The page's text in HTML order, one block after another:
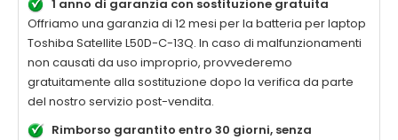
1 anno di garanzia con sostituzione gratuita
Offriamo una garanzia di 12 mesi per la batteria per laptop
Toshiba Satellite L50D-C-13Q. In caso di malfunzionamenti
non causati da uso improprio, provvederemo
gratuitamente alla sostituzione dopo la verifica da parte
del nostro servizio post-vendita.
Rimborso garantito entro 30 giorni, senza